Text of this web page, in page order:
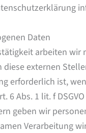
Daten
arbeiten
externen
erforderlich ist,
6 Abs. 1 lit. f
geben wir
Verarbeitung